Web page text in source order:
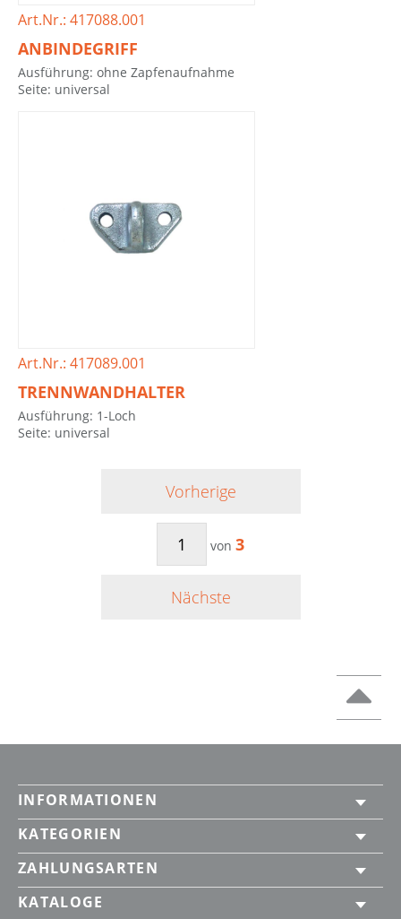
Art.Nr.: 417088.001
ANBINDEGRIFF
Ausführung: ohne Zapfenaufnahme
Seite: universal
Art.Nr.: 417089.001
TRENNWANDHALTER
Ausführung: 1-Loch
Seite: universal
Vorherige
von 3
Nächste
INFORMATIONEN
KATEGORIEN
ZAHLUNGSARTEN
KATALOGE